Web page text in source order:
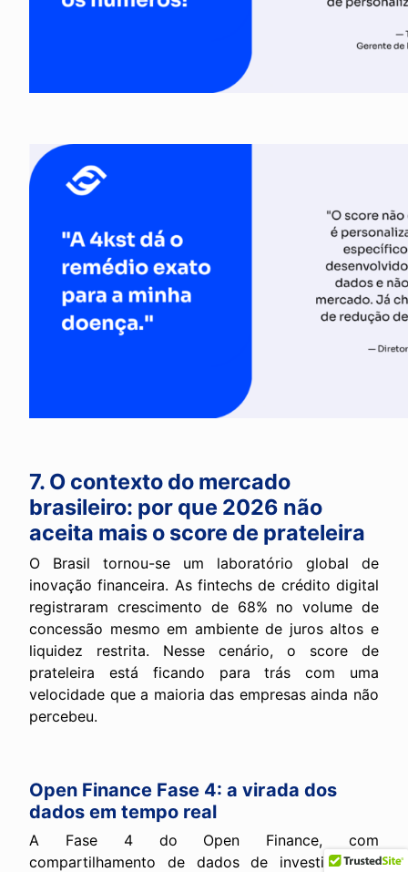
7. O contexto do mercado
brasileiro: por que 2026 não
aceita mais o score de prateleira
O Brasil tornou-se um laboratório global de
inovação financeira. As fintechs de crédito digital
registraram crescimento de 68% no volume de
concessão mesmo em ambiente de juros altos e
liquidez restrita. Nesse cenário, o score de
prateleira está ficando para trás com uma
velocidade que a maioria das empresas ainda não
percebeu.
Open Finance Fase 4: a virada dos
dados em tempo real
A Fase 4 do Open Finance, com
compartilhamento de dados de investimentos,